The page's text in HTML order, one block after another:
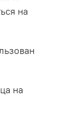
на
на